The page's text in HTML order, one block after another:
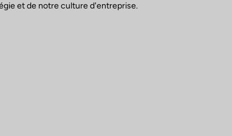
et de notre culture d'entreprise.